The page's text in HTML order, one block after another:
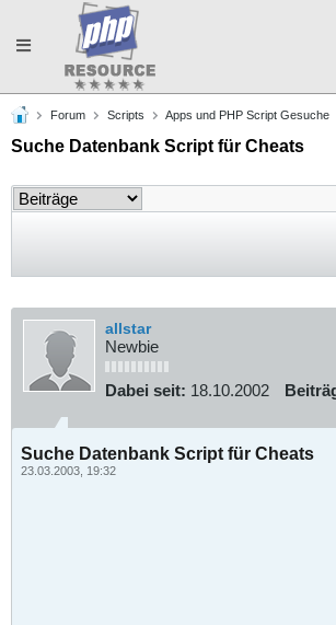
Toggle
navigation
Forum Scripts Apps und PHP Script Gesuche
Suche Datenbank Script für Cheats
allstar
Newbie
Dabei seit: 18.10.2002
Suche Datenbank Script für Cheats
23.03.2003, 19:32